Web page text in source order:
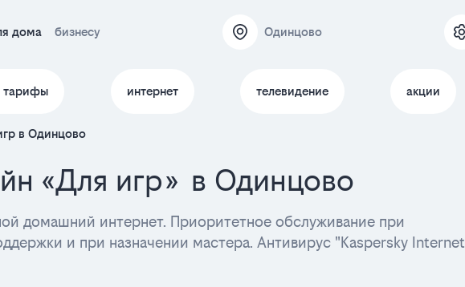
дома бизнесу Одинцово
тарифы интернет телевидение акции
в Одинцово
«Для игр» в Одинцово
домашний интернет. Приоритетное обслуживание при
и при назначении мастера. Антивирус "Kaspersky Internet